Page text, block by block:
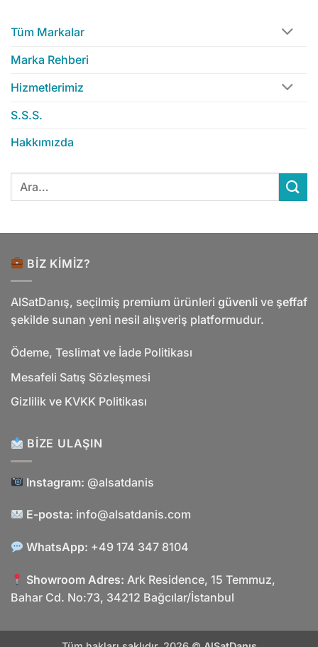
Tüm Markalar
Marka Rehberi
Hizmetlerimiz
S.S.S.
Hakkımızda
Ara:
BIZ KIMIZ?
AlSatDanış, seçilmiş premium ürünleri güvenli ve şeffaf
şekilde sunan yeni nesil alışveriş platformudur.
Ödeme, Teslimat ve İade Politikası
Mesafeli Satış Sözleşmesi
Gizlilik ve KVKK Politikası
BIZE ULAŞIN
Instagram: @alsatdanis
E-posta: info@alsatdanis.com
WhatsApp: +49 174 347 8104
Showroom Adres: Ark Residence, 15 Temmuz,
Bahar Cd. No:73, 34212 Bağcılar/İstanbul